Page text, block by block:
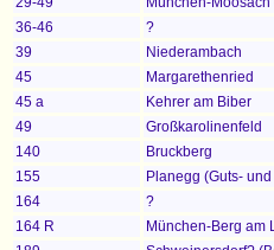
36-46
?
39
Niederambach
45
Margarethenried
45 a
Kehrer am Biber
49
Großkarolinenfeld
140
Bruckberg
155
Planegg (Guts-
164
?
164 R
München-Berg am